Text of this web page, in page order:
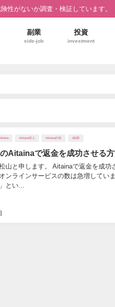
性がないか調査・検証しています。
副業
side-job
投資
investment
#Aitaina収入 #Aitaina詐欺 #副業
Aitainaで返金を成功させる方
山と申します。 Aitainaで返金を成
ンラインサービスの数は急増してい
とい...